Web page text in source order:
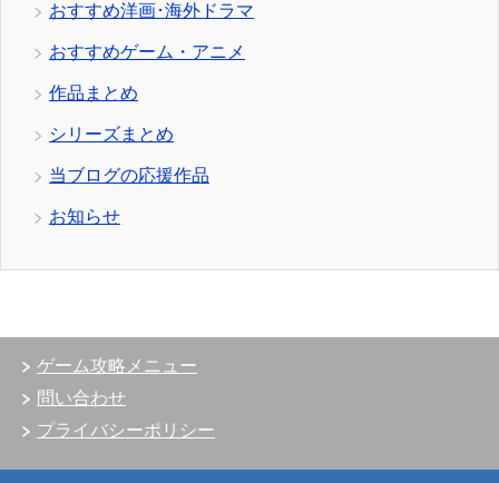
おすすめ洋画･海外ドラマ
おすすめゲーム・アニメ
作品まとめ
シリーズまとめ
当ブログの応援作品
お知らせ
ゲーム攻略メニュー
問い合わせ
プライバシーポリシー